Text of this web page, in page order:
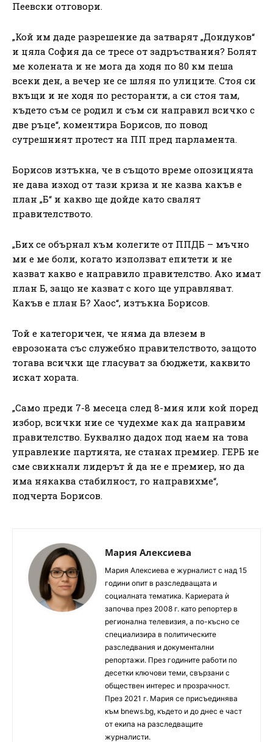
Пеевски отговори.
„Кой им даде разрешение да затварят „Дондуков“
и цяла София да се тресе от задръствания? Болят
ме колената и не мога да ходя по 80 км пеша
всеки ден, а вечер не се шляя по улиците. Стоя си
вкъщи и не ходя по ресторанти, а си стоя там,
където съм се родил и съм си направил всичко с
две ръце“, коментира Борисов, по повод
сутрешният протест на ПП пред парламента.
Борисов изтъкна, че в същото време опозицията
не дава изход от тази криза и не казва какъв е
план „Б“ и какво ще дойде като свалят
правителството.
„Бих се обърнал към колегите от ППДБ – мъчно
ми е ме боли, когато използват епитети и не
казват какво е направило правителство. Ако имат
план Б, защо не казват с кого ще управляват.
Какъв е план Б? Хаос“, изтъкна Борисов.
Той е категоричен, че няма да влезем в
еврозоната със служебно правителството, защото
тогава всички ще гласуват за бюджети, каквито
искат хората.
„Само преди 7-8 месеца след 8-мия или кой поред
избор, всички ние се чудехме как да направим
правителство. Буквално дадох под наем на това
управление партията, не станах премиер. ГЕРБ не
сме свикнали лидерът й да не е премиер, но да
има някаква стабилност, го направихме“,
подчерта Борисов.
Мария Алексиева
Мария Алексиева е журналист с над 15
години опит в разследващата и
социалната тематика. Кариерата ѝ
започва през 2008 г. като репортер в
регионална телевизия, а по-късно се
специализира в политическите
разследвания и документални
репортажи. През годините работи по
десетки ключови теми, свързани с
обществен интерес и прозрачност.
През 2021 г. Мария се присъединява
към bnews.bg, където и до днес е част
от екипа на разследващите
журналисти.